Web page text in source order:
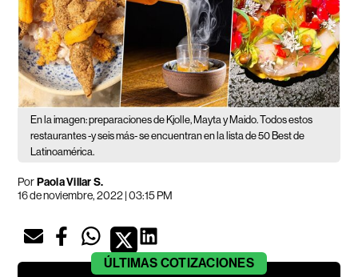
En la imagen: preparaciones de Kjolle, Mayta y Maido. Todos estos
restaurantes -y seis más- se encuentran en la lista de 50 Best de
Latinoamérica.
PorPaola Villar S.
16 de noviembre, 2022 | 03:15 PM
ÚLTIMAS COTIZACIONES